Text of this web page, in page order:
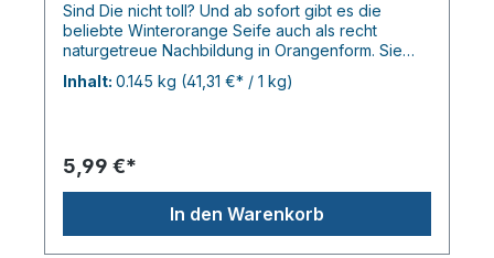
Sind Die nicht toll? Und ab sofort gibt es die
beliebte Winterorange Seife auch als recht
naturgetreue Nachbildung in Orangenform. Sie
duften wunderbar, pflegen ganz toll mit BIO
Schafmilch, Mandelöl & Sheabutter.Fresh Weight
Inhalt: 0.145 kg (41,31 €* / 1 kg)
5,99 €*
In den Warenkorb